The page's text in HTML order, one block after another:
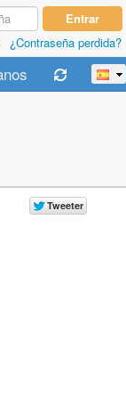
¿Contraseña perdida?